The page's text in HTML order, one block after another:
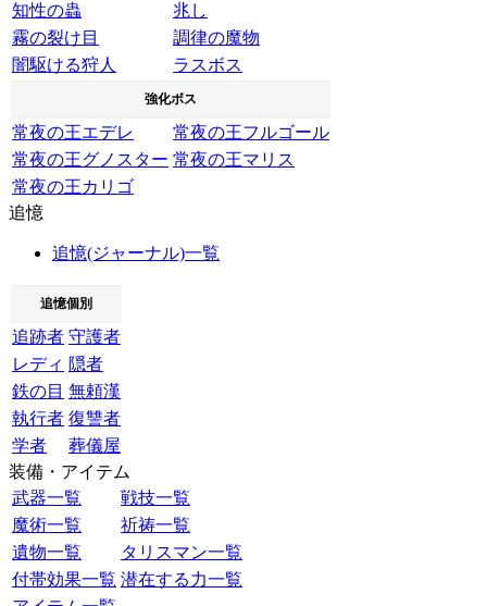
知性の蟲
兆し
霧の裂け目
調律の魔物
闇駆ける狩人
ラスボス
強化ボス
常夜の王エデレ
常夜の王フルゴール
常夜の王グノスター 常夜の王マリス
常夜の王カリゴ
追憶
追憶(ジャーナル)一覧
追憶個別
追跡者 守護者
レディ 隠者
鉄の目 無頼漢
執行者 復讐者
学者
葬儀屋
装備・アイテム
武器一覧
戦技一覧
魔術一覧
祈祷一覧
遺物一覧
タリスマン一覧
付帯効果一覧 潜在する力一覧